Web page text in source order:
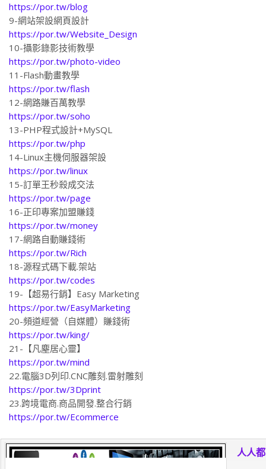
https://por.tw/blog
9-網站架設網頁設計
https://por.tw/Website_Design
10-攝影錄影技術教學
https://por.tw/photo-video
11-Flash動畫教學
https://por.tw/flash
12-網路賺百萬教學
https://por.tw/soho
13-PHP程式設計+MySQL
https://por.tw/php
14-Linux主機伺服器架設
https://por.tw/linux
15-訂單王秒殺成交法
https://por.tw/page
16-正印專案加盟賺錢
https://por.tw/money
17-網路自動賺錢術
https://por.tw/Rich
18-源程式碼下載.架站
https://por.tw/codes
19-【超易行銷】Easy Marketing
https://por.tw/EasyMarketing
20-頻道經營（自媒體）賺錢術
https://por.tw/king/
21-【凡塵居心靈】
https://por.tw/mind
22.電腦3D列印.CNC雕刻.雷射雕刻
https://por.tw/3Dprint
23.跨境電商.商品開發.整合行銷
https://por.tw/Ecommerce